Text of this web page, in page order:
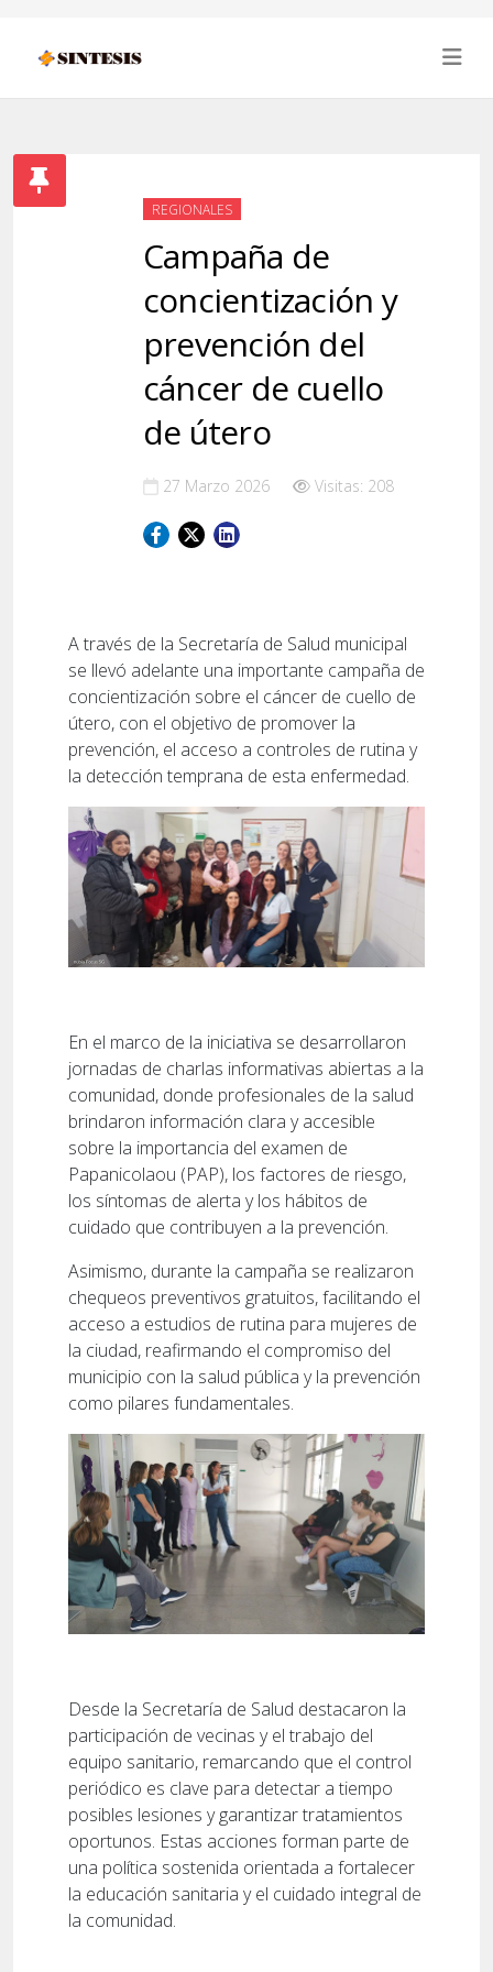
REGIONALES
Campaña de
concientización y
prevención del
cáncer de cuello
de útero
27 Marzo 2026 Visitas: 208
A través de la Secretaría de Salud municipal
se llevó adelante una importante campaña de
concientización sobre el cáncer de cuello de
útero, con el objetivo de promover la
prevención, el acceso a controles de rutina y
la detección temprana de esta enfermedad.
En el marco de la iniciativa se desarrollaron
jornadas de charlas informativas abiertas a la
comunidad, donde profesionales de la salud
brindaron información clara y accesible
sobre la importancia del examen de
Papanicolaou (PAP), los factores de riesgo,
los síntomas de alerta y los hábitos de
cuidado que contribuyen a la prevención.
Asimismo, durante la campaña se realizaron
chequeos preventivos gratuitos, facilitando el
acceso a estudios de rutina para mujeres de
la ciudad, reafirmando el compromiso del
municipio con la salud pública y la prevención
como pilares fundamentales.
Desde la Secretaría de Salud destacaron la
participación de vecinas y el trabajo del
equipo sanitario, remarcando que el control
periódico es clave para detectar a tiempo
posibles lesiones y garantizar tratamientos
oportunos. Estas acciones forman parte de
una política sostenida orientada a fortalecer
la educación sanitaria y el cuidado integral de
la comunidad.